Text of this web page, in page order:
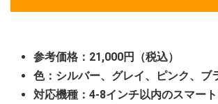
参考価格：21,000円（税込）
色：シルバー、グレイ、ピンク、ブ
対応機種：4-8インチ以内のスマー